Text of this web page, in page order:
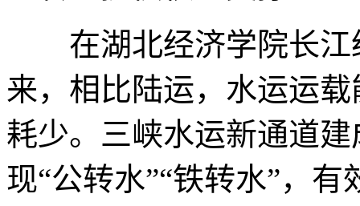
在湖北经济学院长江
来，相比陆运，水运运
耗少。三峡水运新通道
现“公转水”“铁转水”，